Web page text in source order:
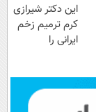
این دکتر شیرازی
کرم ترمیم زخم
ایرانی را